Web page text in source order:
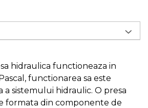
hidraulica functioneaza in
functionarea sa este
a sistemului hidraulic. O presa
formata din componente de